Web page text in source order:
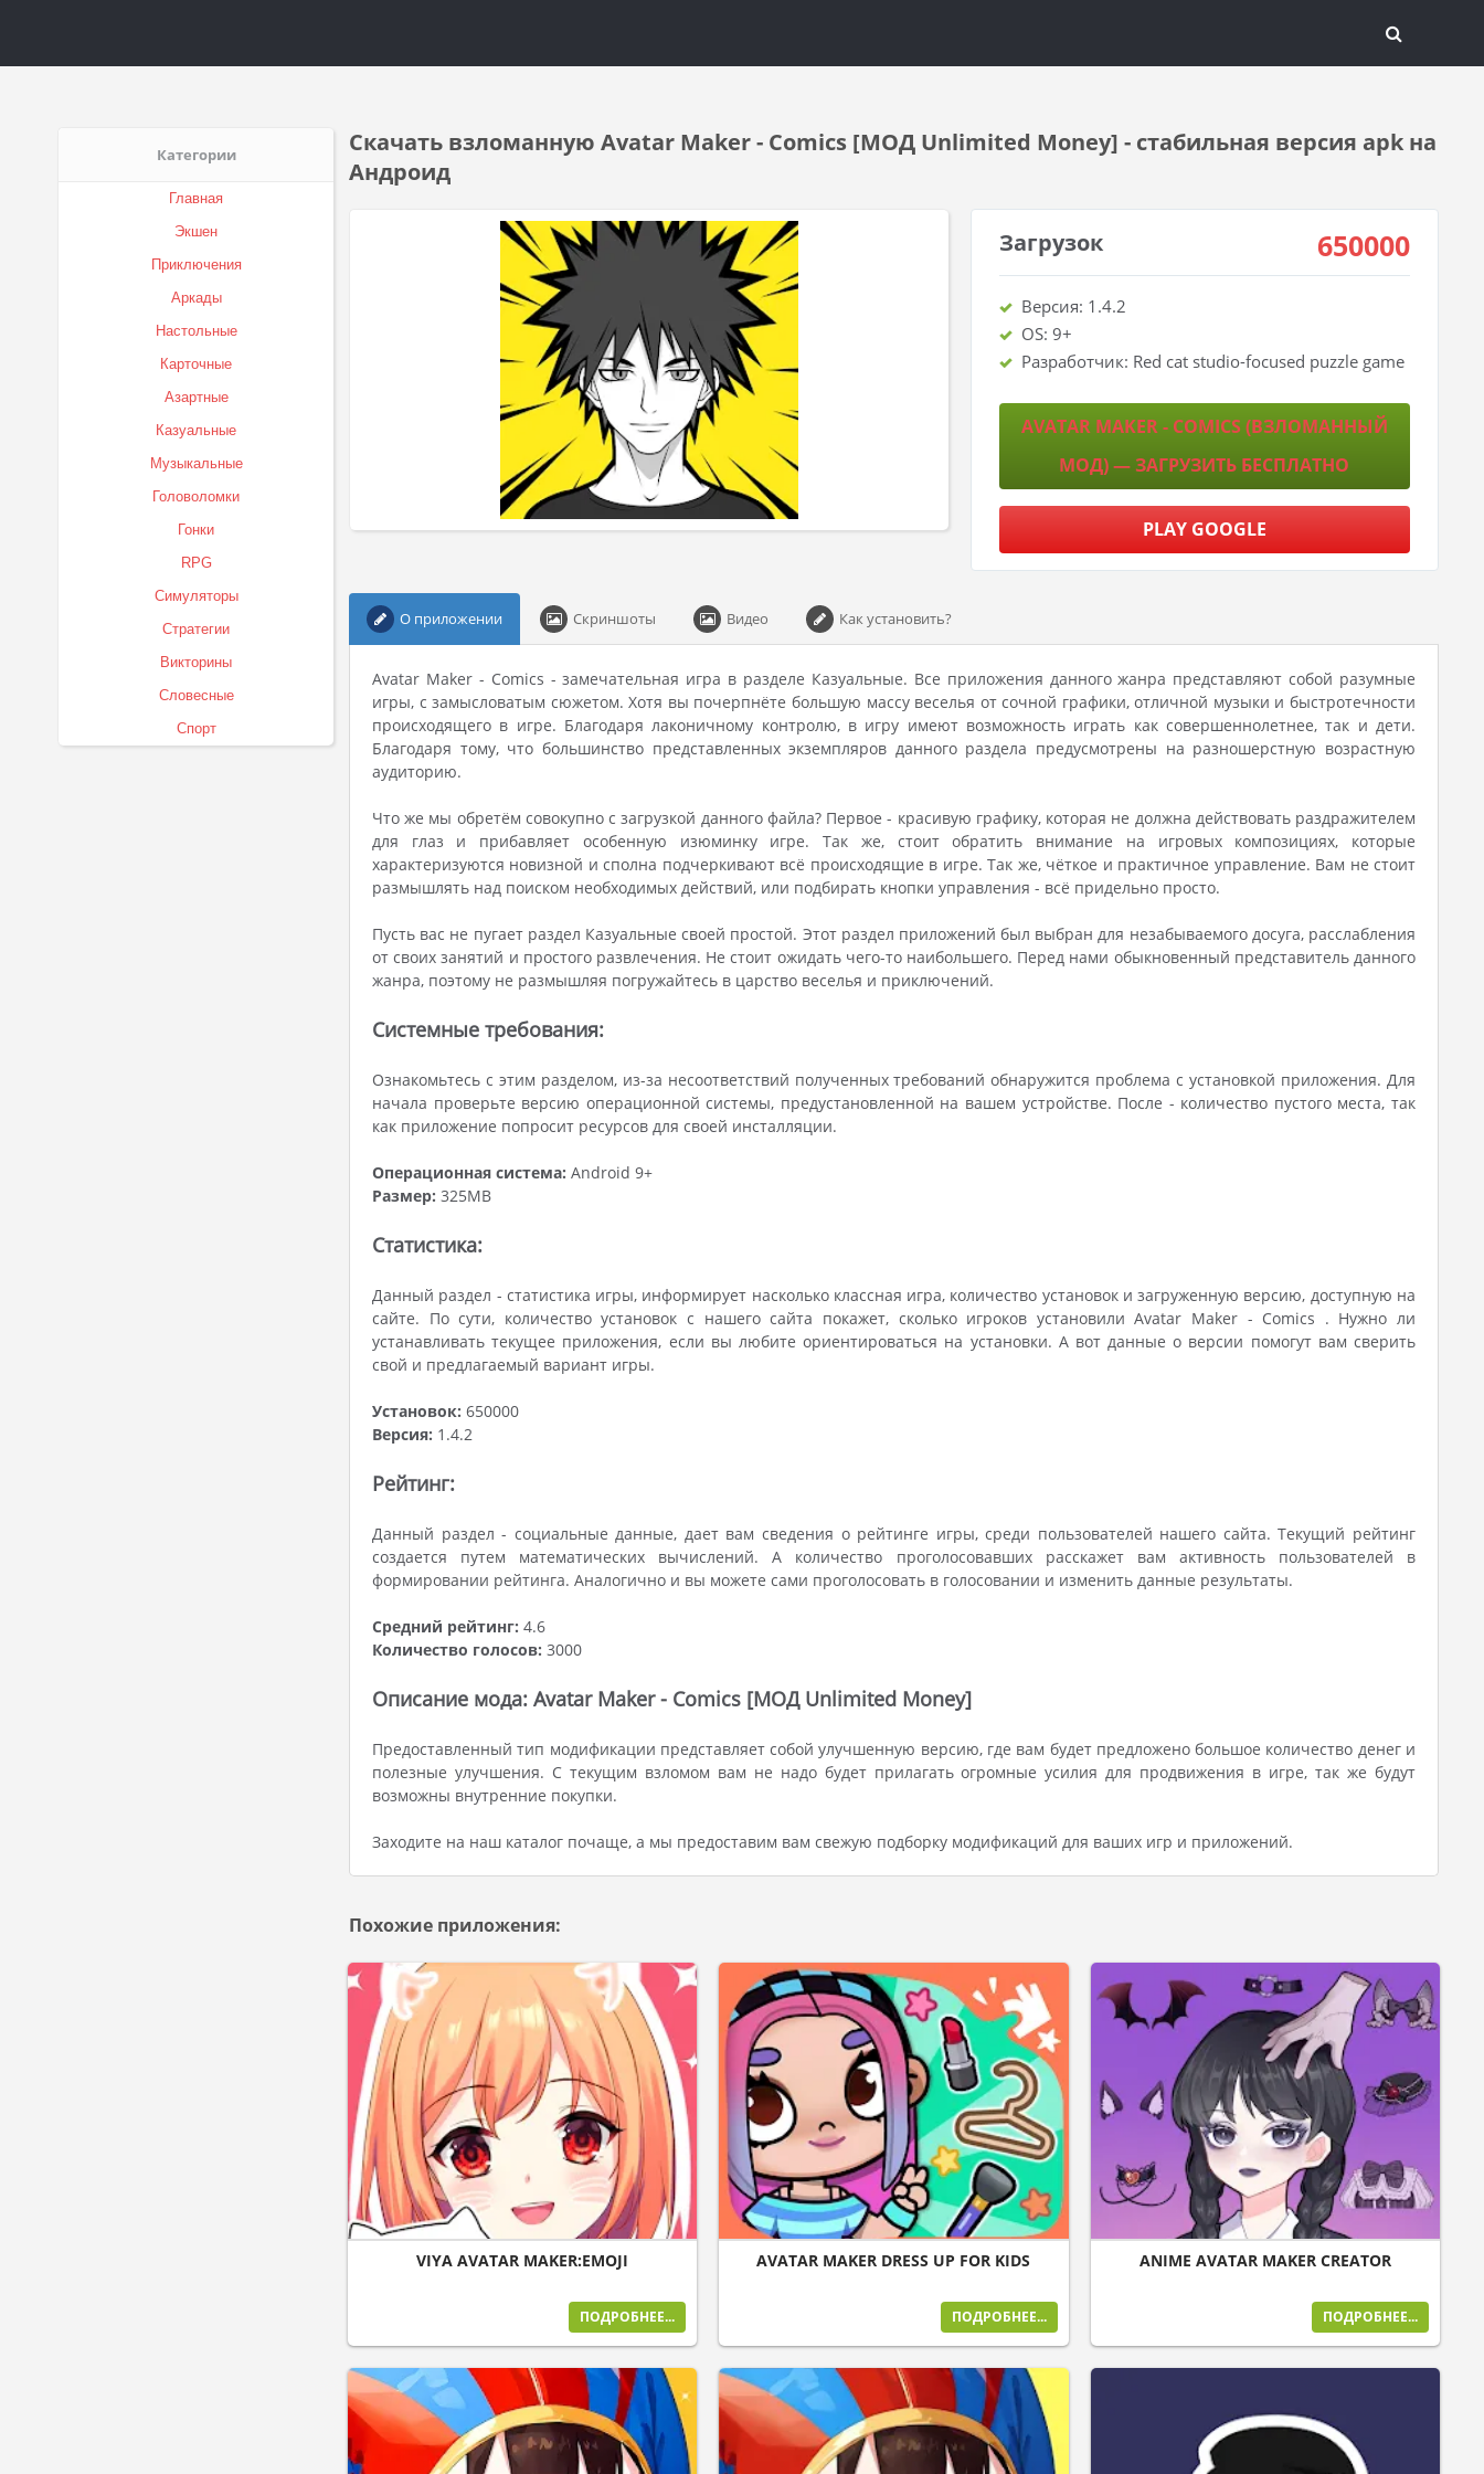
Категории
Главная
Экшен
Приключения
Аркады
Настольные
Карточные
Азартные
Казуальные
Музыкальные
Головоломки
Гонки
RPG
Симуляторы
Стратегии
Викторины
Словесные
Спорт
Скачать взломанную Avatar Maker - Comics [МОД Unlimited Money] - стабильная версия apk на
Андроид
Загрузок 650000
Версия: 1.4.2
OS: 9+
Разработчик: Red cat studio-focused puzzle game
AVATAR MAKER - COMICS (ВЗЛОМАННЫЙ
МОД) — ЗАГРУЗИТЬ БЕСПЛАТНО
PLAY GOOGLE
О приложении Скриншоты Видео Как установить?
Avatar Maker - Comics - замечательная игра в разделе Казуальные. Все приложения данного жанра представляют собой разумные
игры, с замысловатым сюжетом. Хотя вы почерпнёте большую массу веселья от сочной графики, отличной музыки и быстротечности
происходящего в игре. Благодаря лаконичному контролю, в игру имеют возможность играть как совершеннолетнее, так и дети.
Благодаря тому, что большинство представленных экземпляров данного раздела предусмотрены на разношерстную возрастную
аудиторию.
Что же мы обретём совокупно с загрузкой данного файла? Первое - красивую графику, которая не должна действовать раздражителем
для глаз и прибавляет особенную изюминку игре. Так же, стоит обратить внимание на игровых композициях, которые
характеризуются новизной и сполна подчеркивают всё происходящие в игре. Так же, чёткое и практичное управление. Вам не стоит
размышлять над поиском необходимых действий, или подбирать кнопки управления - всё придельно просто.
Пусть вас не пугает раздел Казуальные своей простой. Этот раздел приложений был выбран для незабываемого досуга, расслабления
от своих занятий и простого развлечения. Не стоит ожидать чего-то наибольшего. Перед нами обыкновенный представитель данного
жанра, поэтому не размышляя погружайтесь в царство веселья и приключений.
Системные требования:
Ознакомьтесь с этим разделом, из-за несоответствий полученных требований обнаружится проблема с установкой приложения. Для
начала проверьте версию операционной системы, предустановленной на вашем устройстве. После - количество пустого места, так
как приложение попросит ресурсов для своей инсталляции.
Операционная система: Android 9+
Размер: 325MB
Статистика:
Данный раздел - статистика игры, информирует насколько классная игра, количество установок и загруженную версию, доступную на
сайте. По сути, количество установок с нашего сайта покажет, сколько игроков установили Avatar Maker - Comics . Нужно ли
устанавливать текущее приложения, если вы любите ориентироваться на установки. А вот данные о версии помогут вам сверить
свой и предлагаемый вариант игры.
Установок: 650000
Версия: 1.4.2
Рейтинг:
Данный раздел - социальные данные, дает вам сведения о рейтинге игры, среди пользователей нашего сайта. Текущий рейтинг
создается путем математических вычислений. А количество проголосовавших расскажет вам активность пользователей в
формировании рейтинга. Аналогично и вы можете сами проголосовать в голосовании и изменить данные результаты.
Средний рейтинг: 4.6
Количество голосов: 3000
Описание мода: Avatar Maker - Comics [МОД Unlimited Money]
Предоставленный тип модификации представляет собой улучшенную версию, где вам будет предложено большое количество денег и
полезные улучшения. С текущим взломом вам не надо будет прилагать огромные усилия для продвижения в игре, так же будут
возможны внутренние покупки.
Заходите на наш каталог почаще, а мы предоставим вам свежую подборку модификаций для ваших игр и приложений.
Похожие приложения:
VIYA AVATAR MAKER:EMOJI
ПОДРОБНЕЕ...
AVATAR MAKER DRESS UP FOR KIDS
ПОДРОБНЕЕ...
ANIME AVATAR MAKER CREATOR
ПОДРОБНЕЕ...